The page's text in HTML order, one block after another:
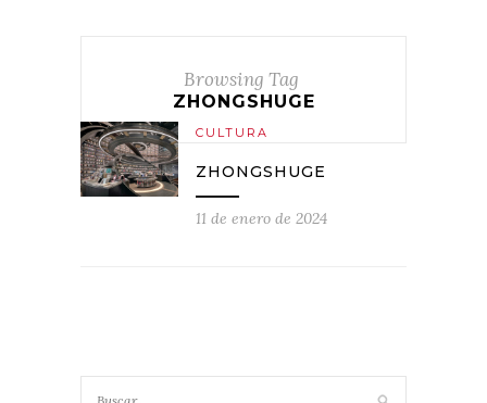
Browsing Tag
ZHONGSHUGE
CULTURA
ZHONGSHUGE
11 de enero de 2024